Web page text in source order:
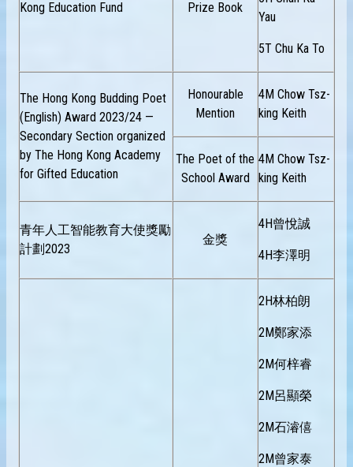
Kong Education Fund
Prize Book
Yau
5T Chu Ka To
The Hong Kong Budding Poet
(English) Award 2023/24 —
Secondary Section organized
by The Hong Kong Academy
for Gifted Education
Honourable
Mention
4M Chow Tsz-
king Keith
The Poet of the
School Award
4M Chow Tsz-
king Keith
青年人工智能教育大使獎勵
計劃2023
金獎
4H曾悅誠
4H李澤明
2H林柏朗
2M鄭家添
2M何梓睿
2M呂顯榮
2M石濬僖
2M曾家泰